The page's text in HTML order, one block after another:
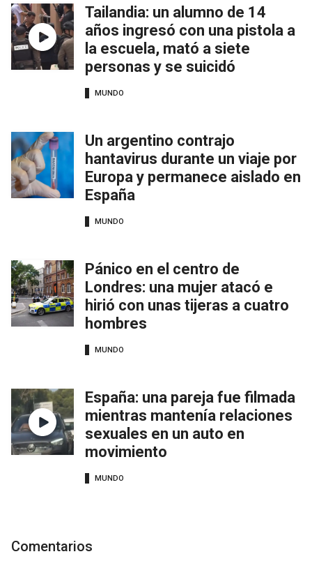
Tailandia: un alumno de 14
años ingresó con una pistola a
la escuela, mató a siete
personas y se suicidó
MUNDO
Un argentino contrajo
hantavirus durante un viaje por
Europa y permanece aislado en
España
MUNDO
Pánico en el centro de
Londres: una mujer atacó e
hirió con unas tijeras a cuatro
hombres
MUNDO
España: una pareja fue filmada
mientras mantenía relaciones
sexuales en un auto en
movimiento
MUNDO
Comentarios